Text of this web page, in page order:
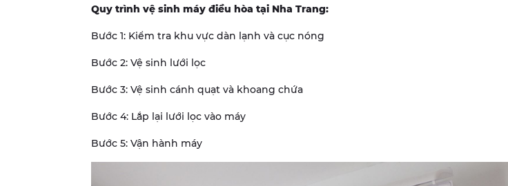
Quy trình vệ sinh máy điều hòa tại Nha Trang:
Bước 1: Kiểm tra khu vực dàn lạnh và cục nóng
Bước 2: Vệ sinh lưới lọc
Bước 3: Vệ sinh cánh quạt và khoang chứa
Bước 4: Lắp lại lưới lọc vào máy
Bước 5: Vận hành máy